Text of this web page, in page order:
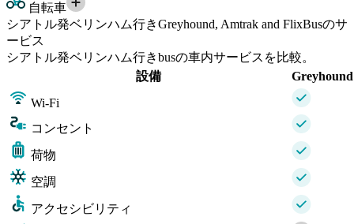
自転車
シアトル発ベリンハム行きGreyhound, Amtrak and FlixBusのサ
ービス
シアトル発ベリンハム行きbusの車内サービスを比較。
設備
Greyhound
Wi-Fi
コンセント
荷物
空調
アクセシビリティ